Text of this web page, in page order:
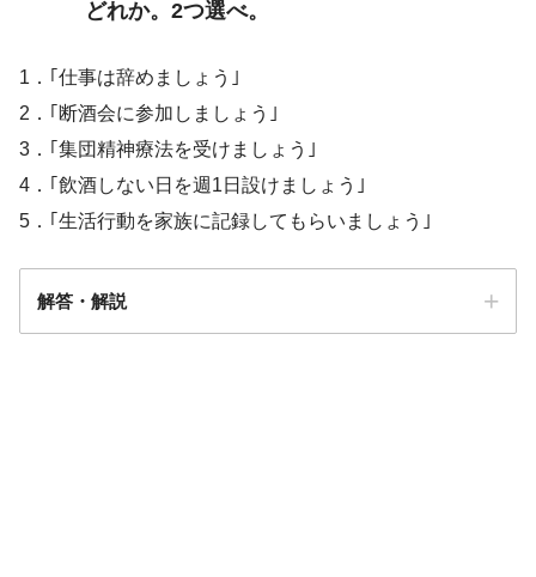
どれか。2つ選べ。
1．｢仕事は辞めましょう｣
2．｢断酒会に参加しましょう｣
3．｢集団精神療法を受けましょう｣
4．｢飲酒しない日を週1日設けましょう｣
5．｢生活行動を家族に記録してもらいましょう｣
解答・解説